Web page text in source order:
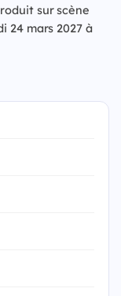
sur scène
24 mars 2027 à